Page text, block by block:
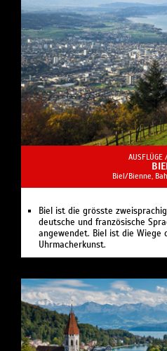
AUSFLÜGE
Biel/Bienne,
Biel ist die grösste
deutsche und französische
angewendet. Biel ist die Wiege
Uhrmacherkunst.